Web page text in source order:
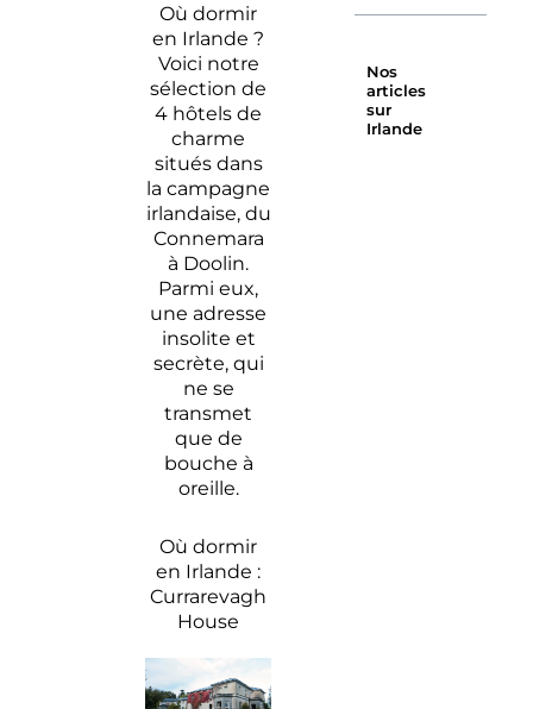
Où dormir
en Irlande ?
Voici notre
sélection de
4 hôtels de
charme
situés dans
la campagne
irlandaise, du
Connemara
à Doolin.
Parmi eux,
une adresse
insolite et
secrète, qui
ne se
transmet
que de
bouche à
oreille.
Où dormir
en Irlande :
Currarevagh
House
Nos
articles
sur
Irlande